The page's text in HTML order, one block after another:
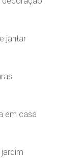
jantar
em casa